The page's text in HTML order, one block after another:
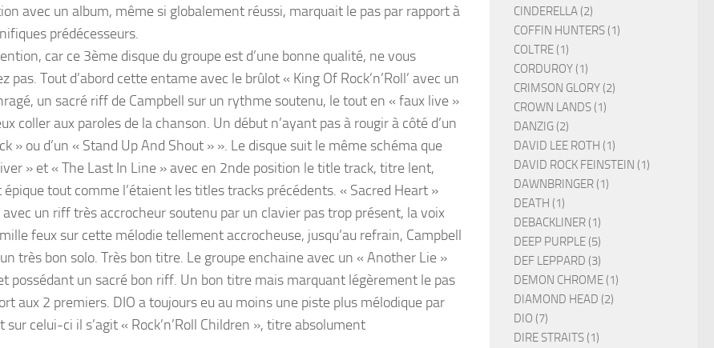
avec un album, même si globalement réussi, marquait le pas par rapport à
prédécesseurs.
car ce 3ème disque du groupe est d’une bonne qualité, ne vous
pas. Tout d’abord cette entame avec le brûlot « King Of Rock’n’Roll’ avec un
un sacré riff de Campbell sur un rythme soutenu, le tout en « faux live »
coller aux paroles de la chanson. Un début n’ayant pas à rougir à côté d’un
» ou d’un « Stand Up And Shout » ». Le disque suit le même schéma que
» et « The Last In Line » avec en 2nde position le title track, titre lent,
épique tout comme l’étaient les titles tracks précédents. « Sacred Heart »
un riff très accrocheur soutenu par un clavier pas trop présent, la voix
feux sur cette mélodie tellement accrocheuse, jusqu’au refrain, Campbell
très bon solo. Très bon titre. Le groupe enchaine avec un « Another Lie »
possédant un sacré bon riff. Un bon titre mais marquant légèrement le pas
aux 2 premiers. DIO a toujours eu au moins une piste plus mélodique par
sur celui-ci il s’agit « Rock’n’Roll Children », titre absolument
CINDERELLA (2)
COFFIN HUNTERS (1)
COLTRE (1)
CORDUROY (1)
CRIMSON GLORY (2)
CROWN LANDS (1)
DANZIG (2)
DAVID LEE ROTH (1)
DAVID ROCK FEINSTEIN (1)
DAWNBRINGER (1)
DEATH (1)
DEBACKLINER (1)
DEEP PURPLE (5)
DEF LEPPARD (3)
DEMON CHROME (1)
DIAMOND HEAD (2)
DIO (7)
DIRE STRAITS (1)